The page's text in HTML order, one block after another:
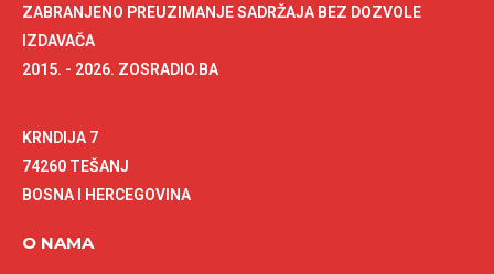
ZABRANJENO PREUZIMANJE SADRŽAJA BEZ DOZVOLE
IZDAVAČA
2015. - 2026. ZOSRADIO.BA
KRNDIJA 7
74260 TEŠANJ
BOSNA I HERCEGOVINA
O NAMA